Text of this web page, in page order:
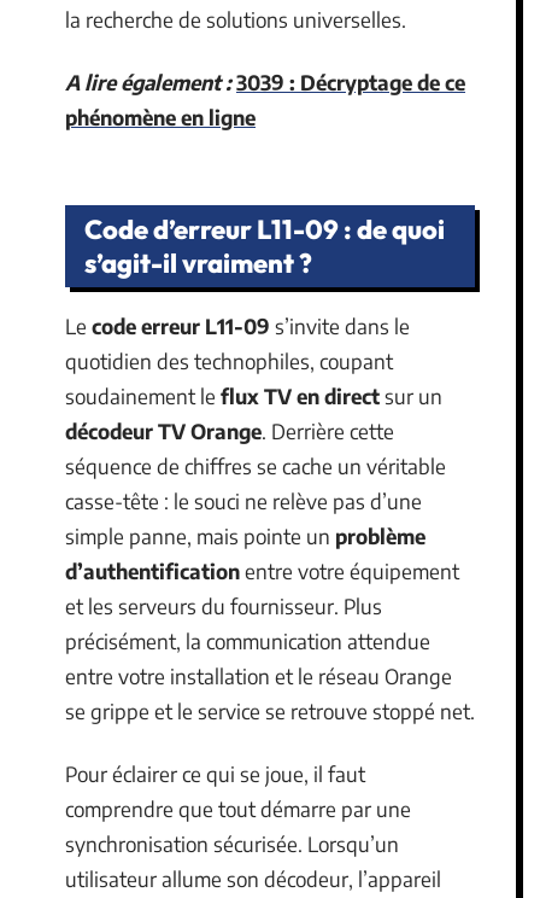
la recherche de solutions universelles.
A lire également :3039 : Décryptage de ce
phénomène en ligne
Code d’erreur L11-09 : de quoi
s’agit-il vraiment ?
Le code erreur L11-09 s’invite dans le
quotidien des technophiles, coupant
soudainement le flux TV en directsur un
décodeur TV Orange. Derrière cette
séquence de chiffres se cache un véritable
casse-tête : le souci ne relève pas d’une
simple panne, mais pointe un problème
d’authentificationentre votre équipement
et les serveurs du fournisseur. Plus
précisément, la communication attendue
entre votre installation et le réseau Orange
se grippe et le service se retrouve stoppé net.
Pour éclairer ce qui se joue, il faut
comprendre que tout démarre par une
synchronisation sécurisée. Lorsqu’un
utilisateur allume son décodeur, l’appareil